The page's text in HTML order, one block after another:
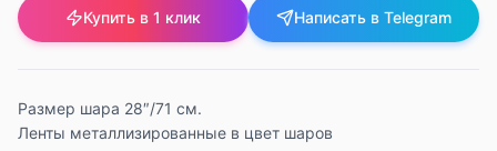
Купить в 1 клик Написать в Telegram
Размер шара 28″/71 см.
Ленты металлизированные в цвет шаров